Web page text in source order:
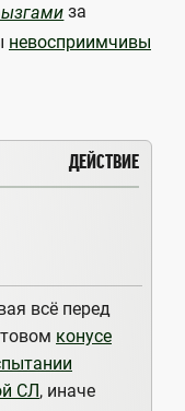
за
невосприимчивы
ДЕЙСТВИЕ
всё перед
конусе
СЛ, иначе